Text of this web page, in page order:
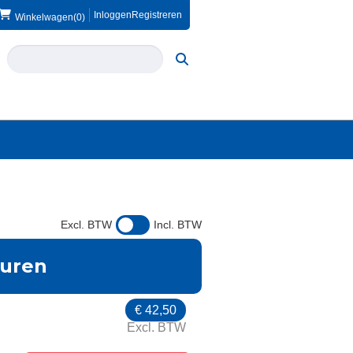
Winkelwagen(0) Inloggen Registreren
Excl. BTW Incl. BTW
€ 42,50
Excl. BTW